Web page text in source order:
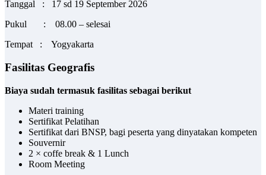
Tanggal : 17 sd 19 September 2026
Pukul : 08.00 – selesai
Tempat : Yogyakarta
Fasilitas Geografis
Biaya sudah termasuk fasilitas sebagai berikut
Materi training
Sertifikat Pelatihan
Sertifikat dari BNSP, bagi peserta yang dinyatakan kompeten
Souvernir
2 × coffe break & 1 Lunch
Room Meeting